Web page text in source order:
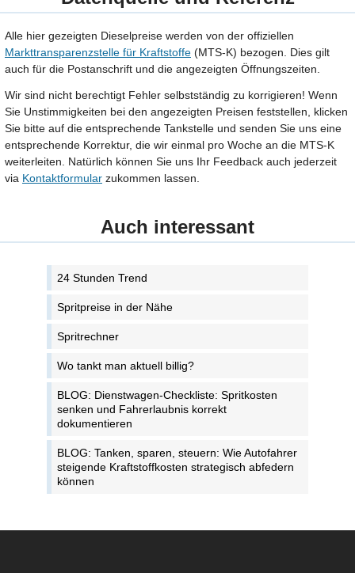
Alle hier gezeigten Dieselpreise werden von der offiziellen
Markttransparenzstelle für Kraftstoffe (MTS-K) bezogen. Dies gilt
auch für die Postanschrift und die angezeigten Öffnungszeiten.
Wir sind nicht berechtigt Fehler selbstständig zu korrigieren! Wenn
Sie Unstimmigkeiten bei den angezeigten Preisen feststellen, klicken
Sie bitte auf die entsprechende Tankstelle und senden Sie uns eine
entsprechende Korrektur, die wir einmal pro Woche an die MTS-K
weiterleiten. Natürlich können Sie uns Ihr Feedback auch jederzeit
via Kontaktformular zukommen lassen.
Auch interessant
24 Stunden Trend
Spritpreise in der Nähe
Spritrechner
Wo tankt man aktuell billig?
BLOG: Dienstwagen-Checkliste: Spritkosten
senken und Fahrerlaubnis korrekt
dokumentieren
BLOG: Tanken, sparen, steuern: Wie Autofahrer
steigende Kraftstoffkosten strategisch abfedern
können